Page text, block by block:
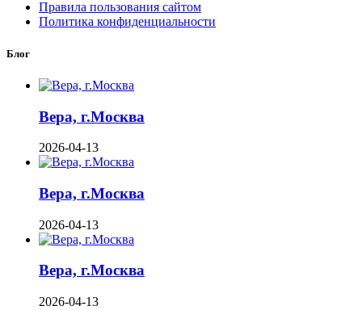
Правила пользования сайтом
Политика конфиденциальности
Блог
Вера, г.Москва
2026-04-13
Вера, г.Москва
2026-04-13
Вера, г.Москва
2026-04-13